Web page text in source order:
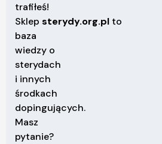
trafiłeś!
Sklep sterydy.org.pl to
baza
wiedzy o
sterydach
i innych
środkach
dopingujących.
Masz
pytanie?